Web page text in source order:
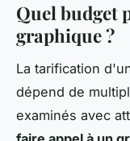
Quel budget
graphique ?
La tarification
dépend de
examinés avec